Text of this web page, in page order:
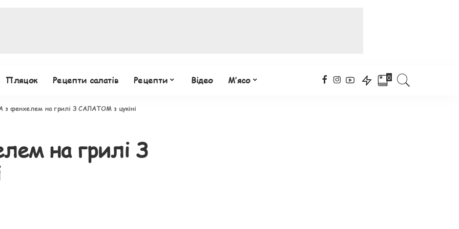
Пляцок Рецепти салатів Рецепти Відео М’ясо 0
фенхелем на грилі З САЛАТОМ з цукіні
на грилі З